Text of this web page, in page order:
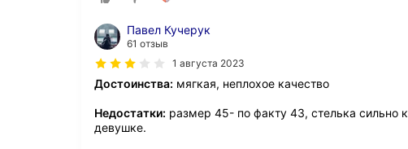
Павел Кучерук
61 отзыв
1 августа 2023
Достоинства: мягкая, неплохое качество
Недостатки: размер 45- по факту 43, стелька сильно
девушке.